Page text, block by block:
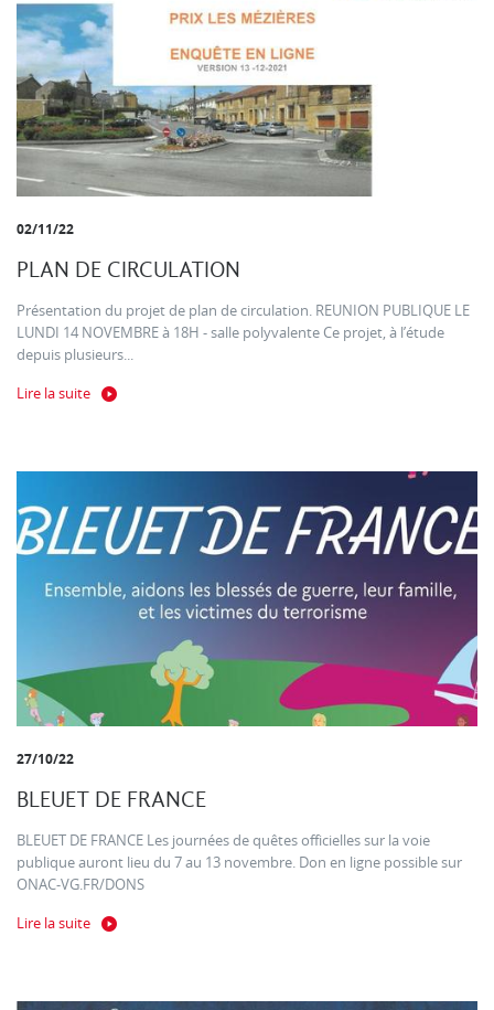
02/11/22
PLAN DE CIRCULATION
Présentation du projet de plan de circulation. REUNION PUBLIQUE LE
LUNDI 14 NOVEMBRE à 18H - salle polyvalente Ce projet, à l’étude
depuis plusieurs...
Lire la suite
27/10/22
BLEUET DE FRANCE
BLEUET DE FRANCE Les journées de quêtes officielles sur la voie
publique auront lieu du 7 au 13 novembre. Don en ligne possible sur
ONAC-VG.FR/DONS
Lire la suite